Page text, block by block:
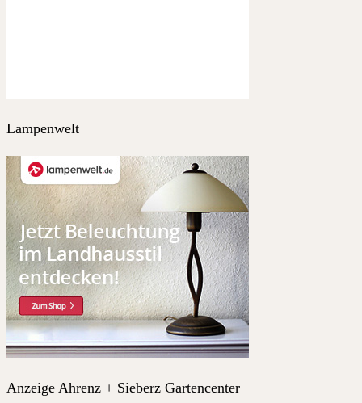
Lampenwelt
Anzeige Ahrenz + Sieberz Gartencenter